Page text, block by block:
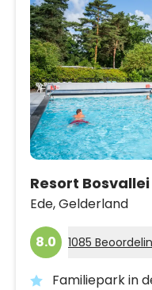
Resort Bosvallei
Ede,Gelderland
8.0 1085
Familiepark in